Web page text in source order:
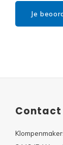
Je
Contact